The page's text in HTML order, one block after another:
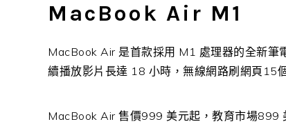
MacBook Air M1
MacBook Air 是首款採用 M1 處理器的全新
續播放影片長達 18 小時，無線網路刷網頁15
MacBook Air 售價999 美元起，教育市場899